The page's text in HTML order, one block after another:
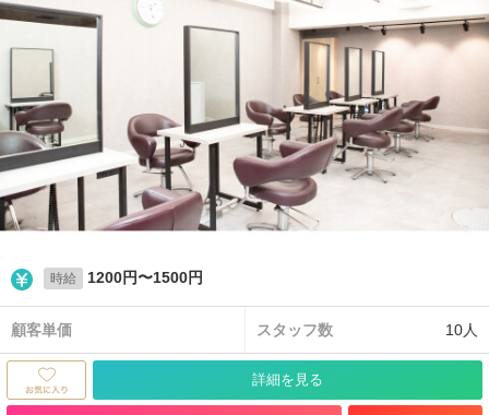
時給 1200円〜1500円
顧客単価 スタッフ数 10人
詳細を見る